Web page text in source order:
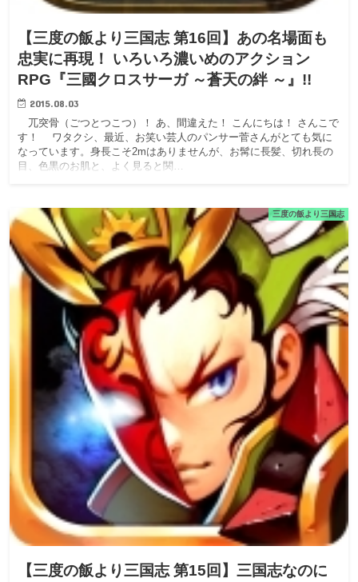
【三度の飯より三国志 第16回】あの名場面も
忠実に再現！ いろいろ濃いめのアクション
RPG『三國クロスサーガ ～蒼天の絆 ～』!!
2015.08.03
兀突骨（ごつとつこつ）！ あ、間違えた！ こんにちは！ さんこで
す！ ワタクシ、最近、お笑い芸人のパンサー菅さんがとても気に
なっています。身長こそ2mはありませんが、お髯に長髪、切れ長の
目、色黒のお肌と、よく見ると関…
三度の飯より三国志
【三度の飯より三国志 第15回】三国志なのに